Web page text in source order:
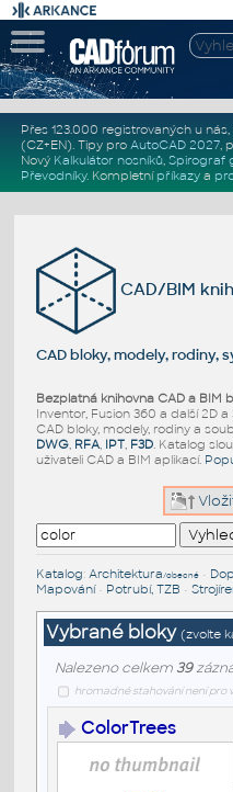
Přes 123.000 registrovaných u
(CZ+EN). Tipy pro AutoCAD 2027,
Nový Kalkulátor nosníků, Spirograf
Převodníky. Kompletní příkazya
CAD/BIM
CAD bloky, modely, rodiny,
Bezplatná knihovna CAD a BIM
Inventor, Fusion 360 a další 2D
CAD bloky, modely, rodiny a
DWG, RFA, IPT, F3D. Katalog
uživateli CAD a BIM aplikací.
Katalog: Architektura/obecné•
Mapování• Potrubí, TZB •
Vybrané bloky (zvolte
Nalezeno celkem 39
hromadné stahování není pro
ColorTrees